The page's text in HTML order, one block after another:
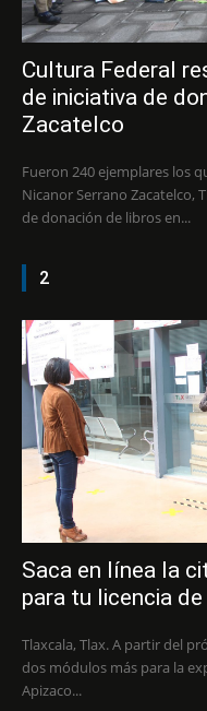
Cultura Federal
de iniciativa de
Zacatelco
Fueron 240 ejemplares los
Nicanor Serrano Zacatelco, Tlax. Concluyó con gran éxito la campaña
de donación de libros en...
2
Saca en línea la
para tu licencia
Tlaxcala, Tlax. A partir del
dos módulos más para la
Apizaco...